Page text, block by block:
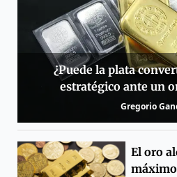
¿Puede la plata
estratégico ante un
Gregorio
El oro